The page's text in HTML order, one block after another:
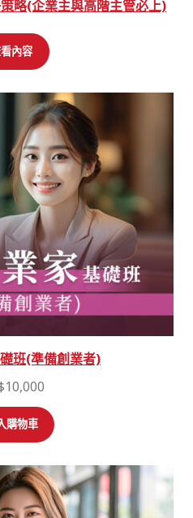
略(企業主與高階主管必上)
內容
班(準備創業者)
10,000
購物車